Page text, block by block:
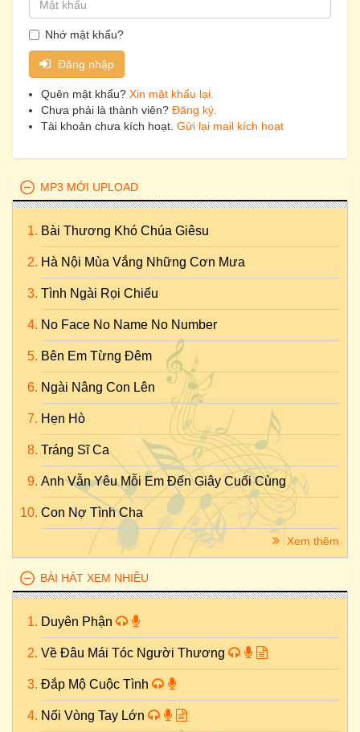
Nhớ mật khẩu?
Đăng nhập
Quên mật khẩu? Xin mật khẩu lại.
Chưa phải là thành viên? Đăng ký.
Tài khoản chưa kích hoạt. Gửi lại mail kích hoạt
MP3 MỚI UPLOAD
Bài Thương Khó Chúa Giêsu
Hà Nội Mùa Vắng Những Cơn Mưa
Tình Ngài Rọi Chiếu
No Face No Name No Number
Bên Em Từng Đêm
Ngài Nâng Con Lên
Hẹn Hò
Tráng Sĩ Ca
Anh Vẫn Yêu Mỗi Em Đến Giây Cuối Cùng
Con Nợ Tình Cha
Xem thêm
BÀI HÁT XEM NHIỀU
Duyên Phận
Về Đâu Mái Tóc Người Thương
Đắp Mộ Cuộc Tình
Nối Vòng Tay Lớn